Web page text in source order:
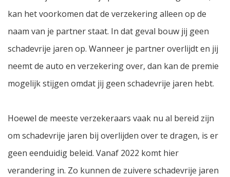
kan het voorkomen dat de verzekering alleen op de
naam van je partner staat. In dat geval bouw jij geen
schadevrije jaren op. Wanneer je partner overlijdt en jij
neemt de auto en verzekering over, dan kan de premie
mogelijk stijgen omdat jij geen schadevrije jaren hebt.
Hoewel de meeste verzekeraars vaak nu al bereid zijn
om schadevrije jaren bij overlijden over te dragen, is er
geen eenduidig beleid. Vanaf 2022 komt hier
verandering in. Zo kunnen de zuivere schadevrije jaren